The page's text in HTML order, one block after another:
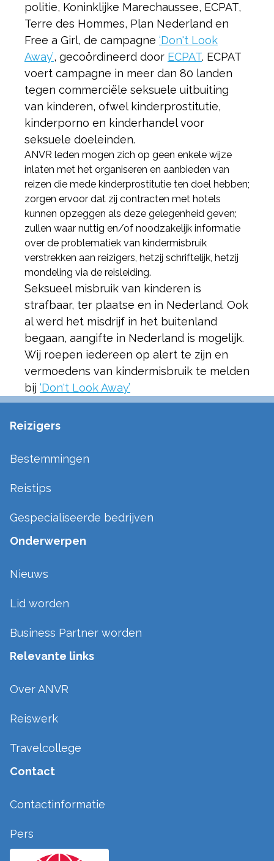
politie, Koninklijke Marechaussee, ECPAT,
Terre des Hommes, Plan Nederland en
Free a Girl, de campagne ‘Don't Look
Away’, gecoördineerd door ECPAT. ECPAT
voert campagne in meer dan 80 landen
tegen commerciële seksuele uitbuiting
van kinderen, ofwel kinderprostitutie,
kinderporno en kinderhandel voor
seksuele doeleinden.
ANVR leden mogen zich op geen enkele wijze
inlaten met het organiseren en aanbieden van
reizen die mede kinderprostitutie ten doel hebben;
zorgen ervoor dat zij contracten met hotels
kunnen opzeggen als deze gelegenheid geven;
zullen waar nuttig en/of noodzakelijk informatie
over de problematiek van kindermisbruik
verstrekken aan reizigers, hetzij schriftelijk, hetzij
mondeling via de reisleiding.
Seksueel misbruik van kinderen is
strafbaar, ter plaatse en in Nederland. Ook
al werd het misdrijf in het buitenland
begaan, aangifte in Nederland is mogelijk.
Wij roepen iedereen op alert te zijn en
vermoedens van kindermisbruik te melden
bij ‘Don't Look Away’
Reizigers
Bestemmingen
Reistips
Gespecialiseerde bedrijven
Onderwerpen
Nieuws
Lid worden
Business Partner worden
Relevante links
Over ANVR
Reiswerk
Travelcollege
Contact
Contactinformatie
Pers